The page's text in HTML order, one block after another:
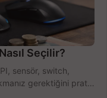
Seçilir?
sensör, switch,
gerektiğini pratik